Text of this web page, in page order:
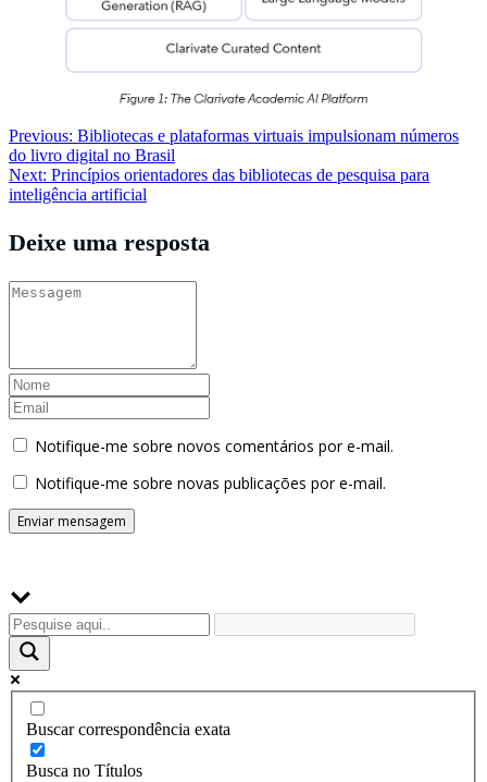
Navegação
de
Post
Previous: Bibliotecas e plataformas virtuais impulsionam números
do livro digital no Brasil
Next: Princípios orientadores das bibliotecas de pesquisa para
inteligência artificial
Deixe uma resposta
Notifique-me sobre novos comentários por e-mail.
Notifique-me sobre novas publicações por e-mail.
Buscar correspondência exata
Busca no Títulos